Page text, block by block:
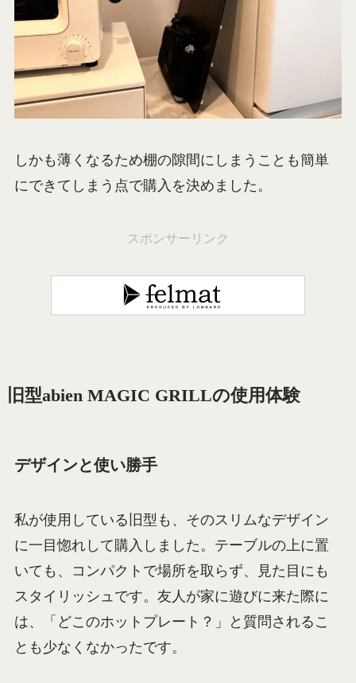
しかも薄くなるため棚の隙間にしまうことも簡単
にできてしまう点で購入を決めました。
スポンサーリンク
旧型abien MAGIC GRILLの使用体験
デザインと使い勝手
私が使用している旧型も、そのスリムなデザイン
に一目惚れして購入しました。テーブルの上に置
いても、コンパクトで場所を取らず、見た目にも
スタイリッシュです。友人が家に遊びに来た際に
は、「どこのホットプレート？」と質問されるこ
とも少なくなかったです。